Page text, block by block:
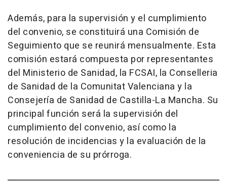
Además, para la supervisión y el cumplimiento
del convenio, se constituirá una Comisión de
Seguimiento que se reunirá mensualmente. Esta
comisión estará compuesta por representantes
del Ministerio de Sanidad, la FCSAI, la Conselleria
de Sanidad de la Comunitat Valenciana y la
Consejería de Sanidad de Castilla-La Mancha. Su
principal función será la supervisión del
cumplimiento del convenio, así como la
resolución de incidencias y la evaluación de la
conveniencia de su prórroga.